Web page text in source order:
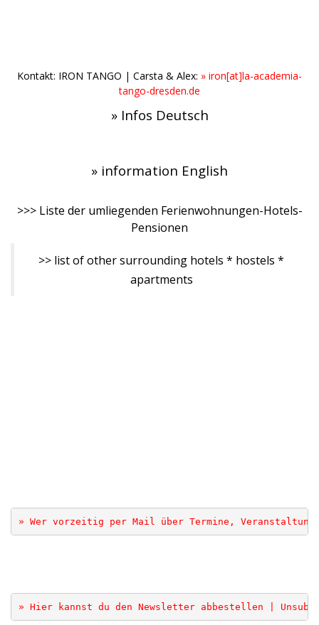
Kontakt: IRON TANGO | Carsta & Alex: » iron[at]la-academia-
tango-dresden.de
» Infos Deutsch
» information English
>>> Liste der umliegenden Ferienwohnungen-Hotels-
Pensionen
>> list of other surrounding hotels * hostels *
apartments
» Wer vorzeitig per Mail über Termine,
» Hier kannst du den Newsletter abbestellen |